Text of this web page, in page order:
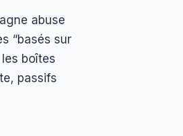
abuse
“basés sur
boîtes
passifs